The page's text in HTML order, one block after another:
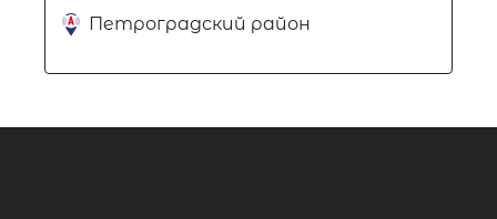
Петроградский район